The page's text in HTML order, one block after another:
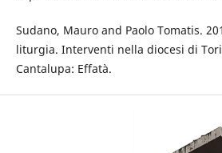
Sudano, Mauro and Paolo Tomatis.
liturgia. Interventi nella diocesi di
Cantalupa: Effatà.